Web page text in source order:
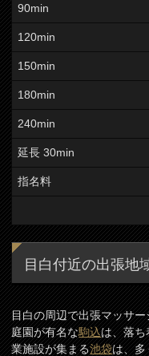
90min
120min
150min
180min
240min
延長 30min
指名料
目白付近の出張地
目白の周辺で出張マッサ
庭園が有名な駒込は、落
業施設が集まる池袋は、多